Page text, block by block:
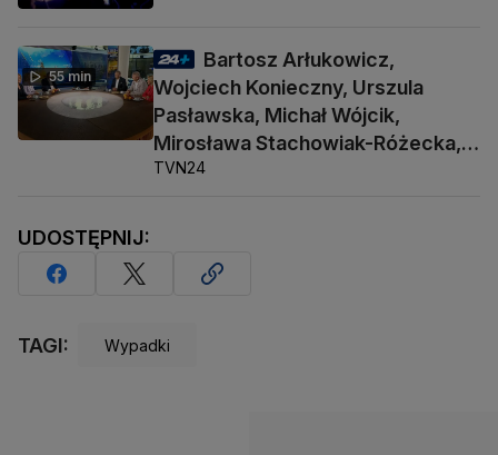
55 min
Bartosz Arłukowicz,
Wojciech Konieczny, Urszula
Pasławska, Michał Wójcik,
Mirosława Stachowiak-Różecka,
Barbara Socha
TVN24
UDOSTĘPNIJ:
TAGI: Wypadki